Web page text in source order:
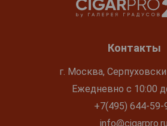
Контакты
г. Москва,
Ежедневно с 10:00
+7(495) 644-59-
info@cigarpro.ru